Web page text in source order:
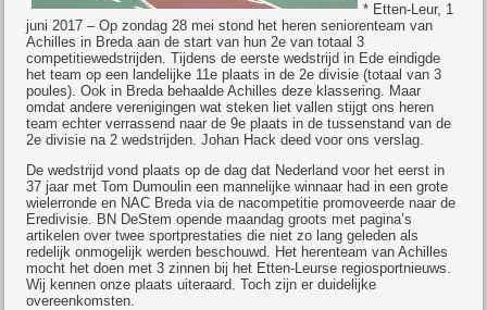
* Etten-Leur, 1
juni 2017 – Op zondag 28 mei stond het heren seniorenteam van
Achilles in Breda aan de start van hun 2e van totaal 3
competitiewedstrijden. Tijdens de eerste wedstrijd in Ede eindigde
het team op een landelijke 11e plaats in de 2e divisie (totaal van 3
poules). Ook in Breda behaalde Achilles deze klassering. Maar
omdat andere verenigingen wat steken liet vallen stijgt ons heren
team echter verrassend naar de 9e plaats in de tussenstand van de
2e divisie na 2 wedstrijden. Johan Hack deed voor ons verslag.
De wedstrijd vond plaats op de dag dat Nederland voor het eerst in
37 jaar met Tom Dumoulin een mannelijke winnaar had in een grote
wielerronde en NAC Breda via de nacompetitie promoveerde naar de
Eredivisie. BN DeStem opende maandag groots met pagina’s
artikelen over twee sportprestaties die niet zo lang geleden als
redelijk onmogelijk werden beschouwd. Het herenteam van Achilles
mocht het doen met 3 zinnen bij het Etten-Leurse regiosportnieuws.
Wij kennen onze plaats uiteraard. Toch zijn er duidelijke
overeenkomsten.